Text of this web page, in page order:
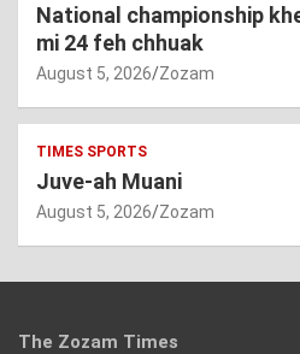
National championship
mi 24 feh chhuak
August 5, 2026 Zozam
TIMES SPORTS
Juve-ah Muani
August 5, 2026 Zozam
The Zozam Times